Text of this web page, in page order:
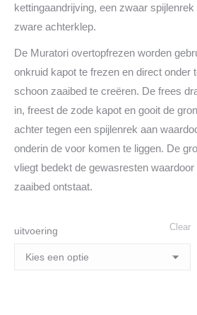
kettingaandrijving, een zwaar
zware achterklep.
De Muratori overtopfrezen worden
onkruid kapot te frezen en direct onder
schoon zaaibed te creëren. De frees
in, freest de zode kapot en gooit de
achter tegen een spijlenrek aan
onderin de voor komen te liggen. De
vliegt bedekt de gewasresten
zaaibed ontstaat.
uitvoering Clear